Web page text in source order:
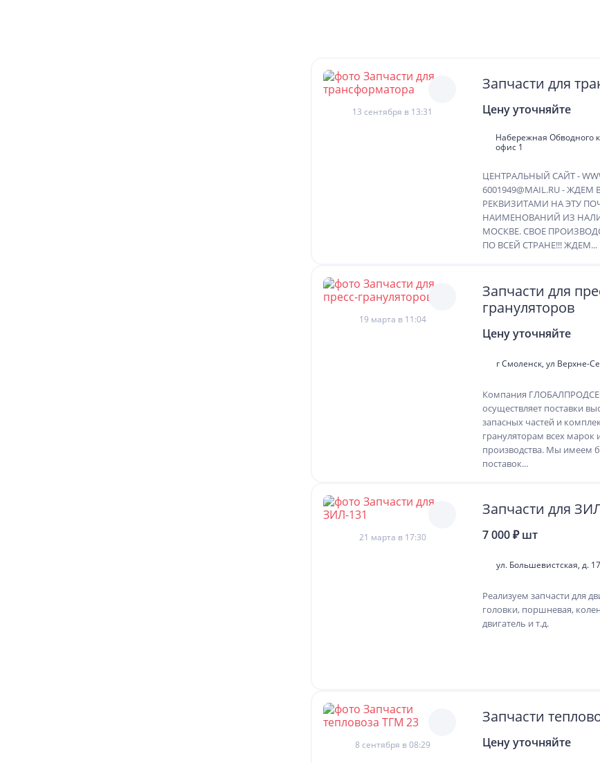
13 сентября в 13:31
Запчасти для
Цену уточняйте
Набережная Обводного
офис 1
ЦЕНТРАЛЬНЫЙ САЙТ -
6001949@MAIL.RU -
РЕКВИЗИТАМИ НА ЭТУ
НАИМЕНОВАНИЙ ИЗ
МОСКВЕ. СВОЕ
ПО ВСЕЙ СТРАНЕ!!! ЖДЕМ...
19 марта в 11:04
Запчасти для
грануляторов
Цену уточняйте
г Смоленск, ул Верхне-
Компания
осуществляет поставки
запасных частей и
грануляторам всех марок
производства. Мы имеем
поставок...
21 марта в 17:30 7 000 ₽ шт
ул. Большевистская, д.
Реализуем запчасти для
головки, поршневая,
двигатель и т.д.
8 сентября в 08:29
Запчасти
Цену уточняйте